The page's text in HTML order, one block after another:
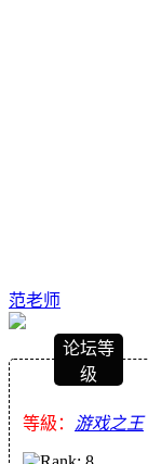
范老师
论坛等
级
等級： 游戏之王